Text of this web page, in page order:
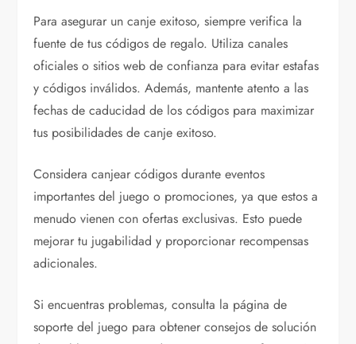
Para asegurar un canje exitoso, siempre verifica la
fuente de tus códigos de regalo. Utiliza canales
oficiales o sitios web de confianza para evitar estafas
y códigos inválidos. Además, mantente atento a las
fechas de caducidad de los códigos para maximizar
tus posibilidades de canje exitoso.
Considera canjear códigos durante eventos
importantes del juego o promociones, ya que estos a
menudo vienen con ofertas exclusivas. Esto puede
mejorar tu jugabilidad y proporcionar recompensas
adicionales.
Si encuentras problemas, consulta la página de
soporte del juego para obtener consejos de solución